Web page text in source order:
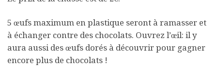
5 œufs maximum en plastique seront à ramasser et
à échanger contre des chocolats. Ouvrez l’œil: il y
aura aussi des œufs dorés à découvrir pour gagner
encore plus de chocolats !